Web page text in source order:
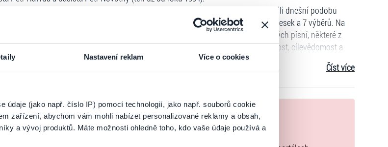
Nastavení reklam Více o cookies
údaje (jako např. číslo IP) pomocí technologií, jako např. souborů cookie
zařízení, abychom vám mohli nabízet personalizované reklamy a obsah,
a vývoj produktů. Máte možnosti ohledně toho, kdo vaše údaje používá a
Lohonka právem patří mezi české folkové legendy a je jedním z tvůrců, kteří ovlivnili dnešní podobu
folkové scény. S Minnesengry nahrál 9 alb a později vydal dalších 20 autorských desek a 7 výběrů. Na
nalézt více než 250 písní. Zasloužil se o popularizaci lidových, zejména jihočeských písní, některé z
dostaly příležitost zlidovět podruhé. Pro jeho tvorbu je charakteristická pracovitost, cílevědomost a
díky nimž se stal dobrým příkladem pro mnohé mladé folkové skupiny. Před časem byl první folkovou
která se zapojila do hnutí FOLK ŽIJE! Ztotožňuje se totiž s jeho cílem – přibližovat lidem folkový žánr a
obdivuju pořadatele, kteří se rozhodli také pomáhat a dávají prostor folkové muzice. Lidé jako by
na tu tišší, léty osvědčenou muziku. Prověřila ji spousta vynikajících muzikantů a autorů, a proto má
aby nezanikla a žila dál. Právě pořadatelé odvádí záslužnou, ale i osvětovou práci, protože v dnešní
Číst více
Ticketportal je zárukou pravosti vstupenek
Na stránkách společnosti Ticketportal si vždy zakoupíte originální vstupenky.